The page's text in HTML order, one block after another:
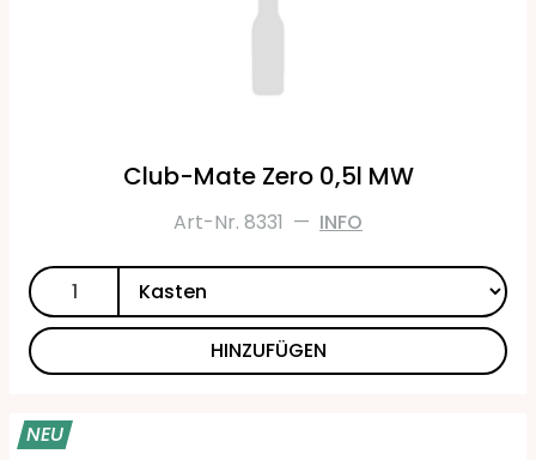
Club-Mate Zero 0,5l MW
Art-Nr. 8331 — INFO
HINZUFÜGEN
NEU